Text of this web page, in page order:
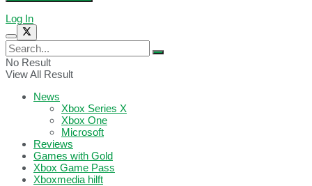
Log In
No Result
View All Result
News
Xbox Series X
Xbox One
Microsoft
Reviews
Games with Gold
Xbox Game Pass
Xboxmedia hilft